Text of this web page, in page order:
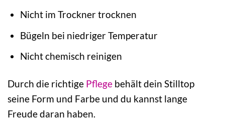
Nicht im Trockner trocknen
Bügeln bei niedriger Temperatur
Nicht chemisch reinigen
Durch die richtige Pflege behält dein Stilltop
seine Form und Farbe und du kannst lange
Freude daran haben.